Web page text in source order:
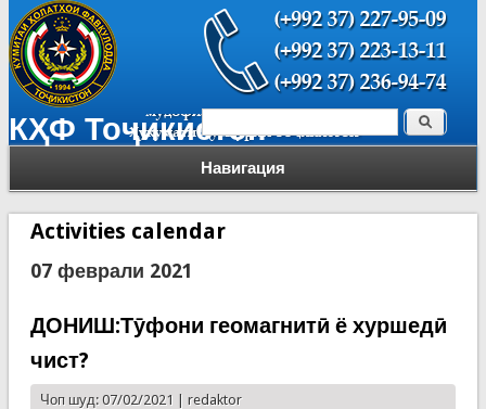
КҲФ Тоҷикистон
Навигация
Форма поиска Поиск
Activities calendar
07 феврали 2021
ДОНИШ:Тӯфони геомагнитӣ ё хуршедӣ
чист?
Чоп шуд: 07/02/2021 | redaktor